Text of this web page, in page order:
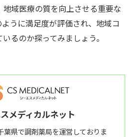
域医療の質を向上させる重要な
うに満足度が評価され、地域コ
るのか探ってみましょう。
メディカルネット
葉県で調剤薬局を運営しておりま